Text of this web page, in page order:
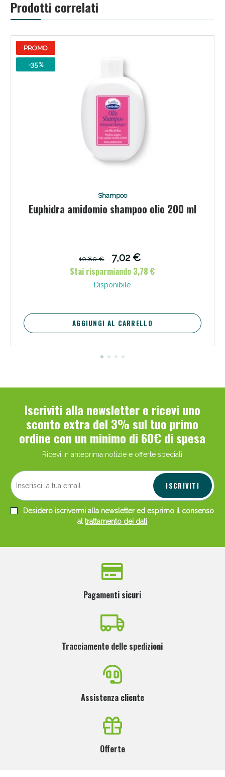
Prodotti correlati
PROMO
-35 %
Shampoo
Euphidra amidomio shampoo olio 200 ml
10,80 €
7,02 €
Stai risparmiando 3,78 €
Disponibile
AGGIUNGI AL CARRELLO
Iscriviti alla newsletter e ricevi uno
sconto extra del 3% sul tuo primo
ordine con un minimo di 60€ di spesa
Ricevi in anteprima notizie e offerte speciali
ISCRIVITI
Desidero iscrivermi alla newsletter ed esprimo il consenso
altrattamento dei dati
Pagamenti sicuri
Tracciamento delle spedizioni
Assistenza cliente
Offerte
Scopri le offerte di Oggi